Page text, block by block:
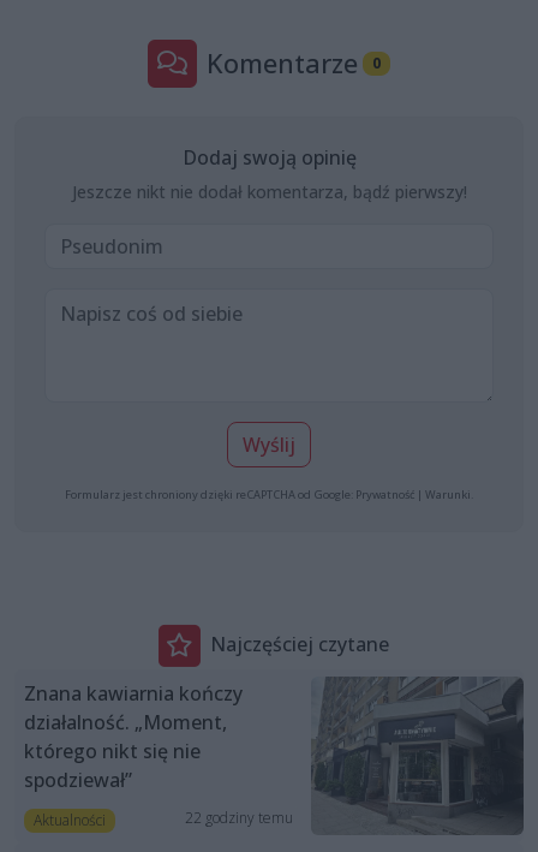
Komentarze 0
Dodaj swoją opinię
Jeszcze nikt nie dodał komentarza, bądź pierwszy!
Wyślij
Formularz jest chroniony dzięki reCAPTCHA od Google: Prywatność | Warunki
Najczęściej czytane
Znana kawiarnia kończy
działalność. „Moment,
którego nikt się nie
spodziewał”
Aktualności 22 godziny temu